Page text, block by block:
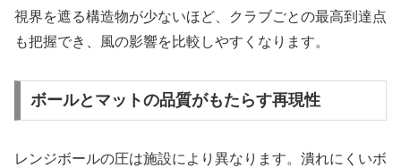
視界を遮る構造物が少ないほど、クラブごとの最高到達点
も把握でき、風の影響を比較しやすくなります。
ボールとマットの品質がもたらす再現性
レンジボールの圧は施設により異なります。潰れにくいボ